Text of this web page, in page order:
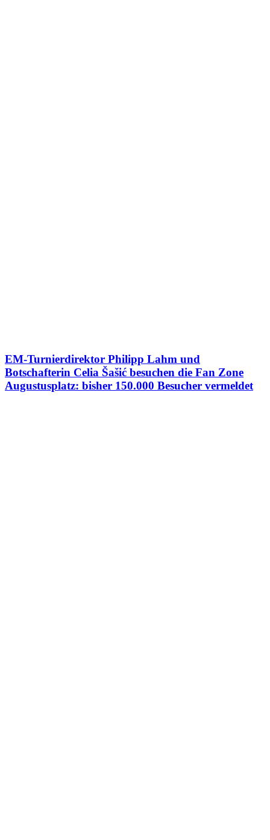
EM-Turnierdirektor Philipp Lahm und
Botschafterin Celia Šašić besuchen die Fan Zone
Augustusplatz: bisher 150.000 Besucher vermeldet